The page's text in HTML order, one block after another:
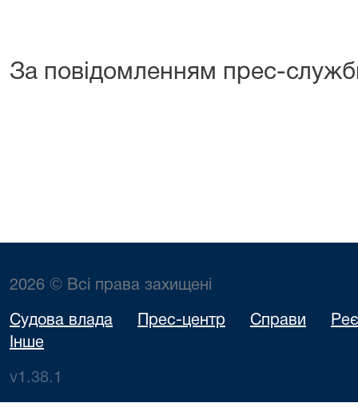
За повідомленням прес-
2026 © Всі права захищені
Судова влада Прес-центр Справи
Інше
v1.38.1